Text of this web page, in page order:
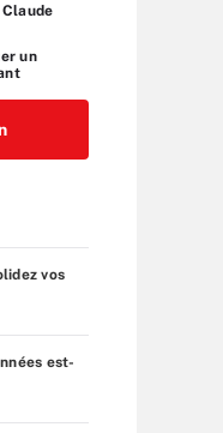
un
vos
est-